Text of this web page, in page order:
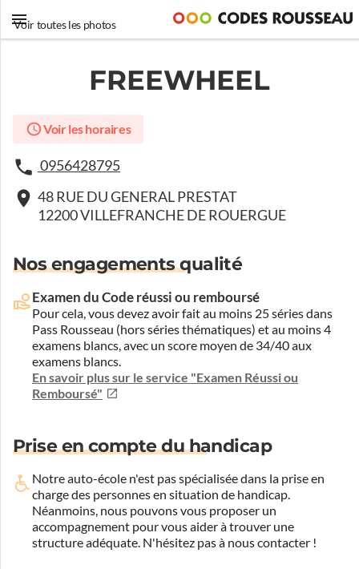
Voir toutes les photos
FREEWHEEL
Voir les horaires
0956428795
48 RUE DU GENERAL PRESTAT
12200 VILLEFRANCHE DE ROUERGUE
Nos engagements qualité
Examen du Code réussi ou remboursé
Pour cela, vous devez avoir fait au moins 25 séries dans
Pass Rousseau (hors séries thématiques) et au moins 4
examens blancs, avec un score moyen de 34/40 aux
examens blancs.
En savoir plus sur le service "Examen Réussi ou
Remboursé"
Prise en compte du handicap
Notre auto-école n'est pas spécialisée dans la prise en
charge des personnes en situation de handicap.
Néanmoins, nous pouvons vous proposer un
accompagnement pour vous aider à trouver une
structure adéquate. N'hésitez pas à nous contacter !